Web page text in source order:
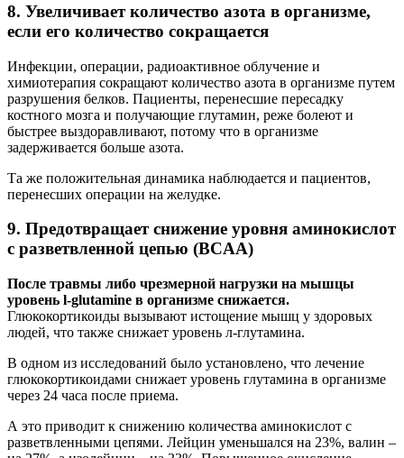
8. Увеличивает количество азота в организме,
если его количество сокращается
Инфекции, операции, радиоактивное облучение и
химиотерапия сокращают количество азота в организме путем
разрушения белков. Пациенты, перенесшие пересадку
костного мозга и получающие глутамин, реже болеют и
быстрее выздоравливают, потому что в организме
задерживается больше азота.
Та же положительная динамика наблюдается и пациентов,
перенесших операции на желудке.
9. Предотвращает снижение уровня аминокислот
с разветвленной цепью (BCAA)
После травмы либо чрезмерной нагрузки на мышцы
уровень l-glutamine в организме снижается.
Глюкокортикоиды вызывают истощение мышц у здоровых
людей, что также снижает уровень л-глутамина.
В одном из исследований было установлено, что лечение
глюкокортикоидами снижает уровень глутамина в организме
через 24 часа после приема.
А это приводит к снижению количества аминокислот с
разветвленными цепями. Лейцин уменьшался на 23%, валин –